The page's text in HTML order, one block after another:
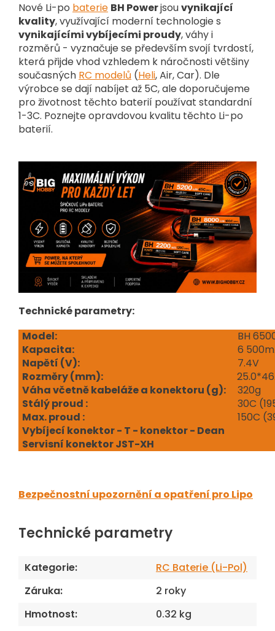
Nové Li-po baterie BH Powerjsouvynikající
kvality, využívající moderní technologie s
vynikajícími vybíjecími proudy, váhy i
rozměrů - vyznačuje se především svojí tvrdostí,
která přijde vhod vzhledem k náročnosti většiny
současných RC modelů (Heli, Air, Car). Dle
výrobce se dají nabíjet až 5C, ale doporučujeme
pro životnost těchto baterií používat standardní
1-3C. Poznejte opravdovou kvalitu těchto Li-po
baterií.
Technické parametry:
Model:
BH
Kapacita:
6
Napětí (V):
7.4V
Rozměry (mm):
Váha včetně kabeláže a konektoru (g):
320g
Stálý proud :
30C
Max. proud :
150C
Vybíjecí konektor - T - konektor - Dean
Servisní konektor JST-XH
Bezpečnostní upozornění a opatření pro Lipo
Technické parametry
Kategorie:
RC Baterie (Li-Pol)
Záruka:
2 roky
Hmotnost:
0.32 kg